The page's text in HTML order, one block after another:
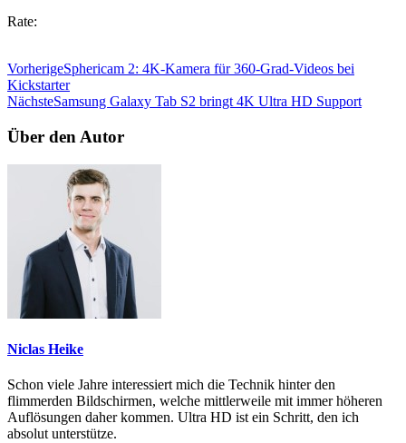
Rate:
VorherigeSphericam 2: 4K-Kamera für 360-Grad-Videos bei
Kickstarter
NächsteSamsung Galaxy Tab S2 bringt 4K Ultra HD Support
Über den Autor
Niclas Heike
Schon viele Jahre interessiert mich die Technik hinter den
flimmerden Bildschirmen, welche mittlerweile mit immer höheren
Auflösungen daher kommen. Ultra HD ist ein Schritt, den ich
absolut unterstütze.